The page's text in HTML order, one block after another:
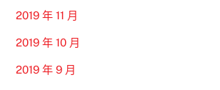
2019 年 11 月
2019 年 10 月
2019 年 9 月